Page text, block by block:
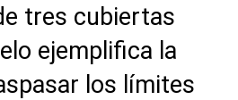
tres cubiertas
ejemplifica la
los límites